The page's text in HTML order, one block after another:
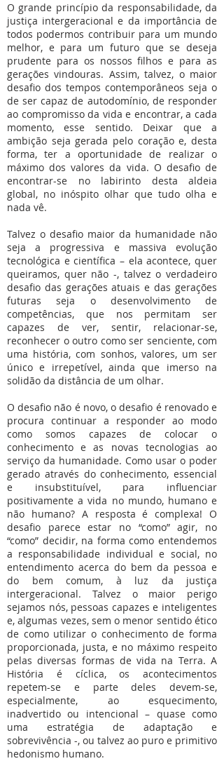
O grande princípio da responsabilidade, da
justiça intergeracional e da importância de
todos podermos contribuir para um mundo
melhor, e para um futuro que se deseja
prudente para os nossos filhos e para as
gerações vindouras. Assim, talvez, o maior
desafio dos tempos contemporâneos seja o
de ser capaz de autodomínio, de responder
ao compromisso da vida e encontrar, a cada
momento, esse sentido. Deixar que a
ambição seja gerada pelo coração e, desta
forma, ter a oportunidade de realizar o
máximo dos valores da vida. O desafio de
encontrar-se no labirinto desta aldeia
global, no inóspito olhar que tudo olha e
nada vê.
Talvez o desafio maior da humanidade não
seja a progressiva e massiva evolução
tecnológica e científica – ela acontece, quer
queiramos, quer não -, talvez o verdadeiro
desafio das gerações atuais e das gerações
futuras seja o desenvolvimento de
competências, que nos permitam ser
capazes de ver, sentir, relacionar-se,
reconhecer o outro como ser senciente, com
uma história, com sonhos, valores, um ser
único e irrepetível, ainda que imerso na
solidão da distância de um olhar.
O desafio não é novo, o desafio é renovado e
procura continuar a responder ao modo
como somos capazes de colocar o
conhecimento e as novas tecnologias ao
serviço da humanidade. Como usar o poder
gerado através do conhecimento, essencial
e insubstituível, para influenciar
positivamente a vida no mundo, humano e
não humano? A resposta é complexa! O
desafio parece estar no “como” agir, no
“como” decidir, na forma como entendemos
a responsabilidade individual e social, no
entendimento acerca do bem da pessoa e
do bem comum, à luz da justiça
intergeracional. Talvez o maior perigo
sejamos nós, pessoas capazes e inteligentes
e, algumas vezes, sem o menor sentido ético
de como utilizar o conhecimento de forma
proporcionada, justa, e no máximo respeito
pelas diversas formas de vida na Terra. A
História é cíclica, os acontecimentos
repetem-se e parte deles devem-se,
especialmente, ao esquecimento,
inadvertido ou intencional – quase como
uma estratégia de adaptação e
sobrevivência -, ou talvez ao puro e primitivo
hedonismo humano.